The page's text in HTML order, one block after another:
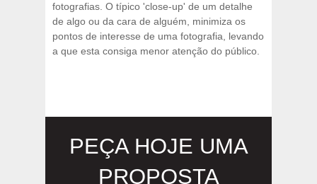
fotografias. O típico 'close-up' de um detalhe
de algo ou da cara de alguém, minimiza os
pontos de interesse de uma fotografia, levando
a que esta consiga menor atenção do público.
PEÇA HOJE UMA
PROPOSTA